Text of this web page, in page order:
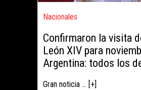
Nacionales
Confirmaron la visita
León XIV para
Argentina: todos los
Gran noticia ... [+]